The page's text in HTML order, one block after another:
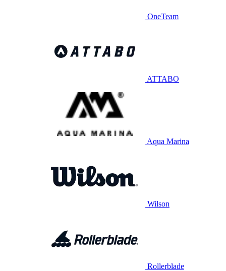
OneTeam
ATTABO
Aqua Marina
Wilson
Rollerblade